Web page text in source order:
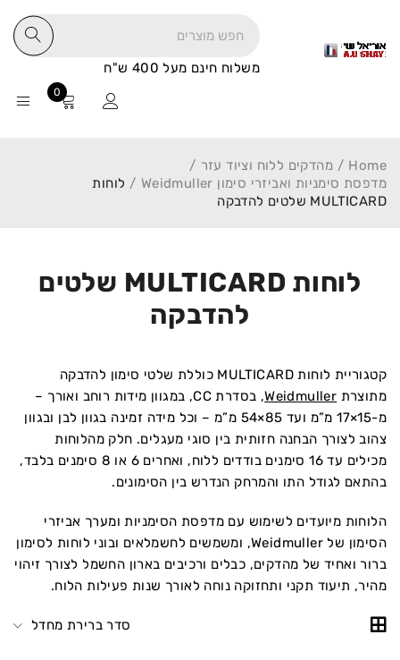
משלוח חינם מעל 400 ש"ח
0
לוחות MULTICARD שלטים
להדבקה
Home
/ מהדקים ללוח וציוד עזר /
מדפסת סימניות ואביזרי סימון Weidmuller
/ לוחות
MULTICARD שלטים להדבקה
קטגוריית לוחות MULTICARD כוללת שלטי סימון להדבקה
מתוצרת Weidmuller
, בסדרת CC, במגוון מידות רוחב ואורך –
מ-15×17 מ”מ ועד 85×54 מ”מ – וכל מידה זמינה בגוון לבן ובגוון
צהוב לצורך הבחנה חזותית בין סוגי מעגלים. חלק מהלוחות
מכילים עד 16 סימנים בודדים ללוח, ואחרים 6 או 8 סימנים בלבד,
בהתאם לגודל התו והמרחק הנדרש בין הסימונים.
הלוחות מיועדים לשימוש עם מדפסת הסימניות ומערך אביזרי
הסימון של Weidmuller, ומשמשים לחשמלאים ובוני לוחות לסימון
ברור ואחיד של מהדקים, כבלים ורכיבים בארון החשמל לצורך זיהוי
מהיר, תיעוד תקני ותחזוקה נוחה לאורך שנות פעילות הלוח.
סדר ברירת מחדל